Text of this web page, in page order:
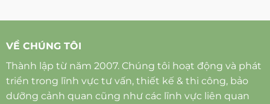
VỀ CHÚNG TÔI
Thành lập từ năm 2007. Chúng tôi hoạt động và phát
triển trong lĩnh vực tư vấn, thiết kế & thi công, bảo
dưỡng cảnh quan cũng như các lĩnh vực liên quan